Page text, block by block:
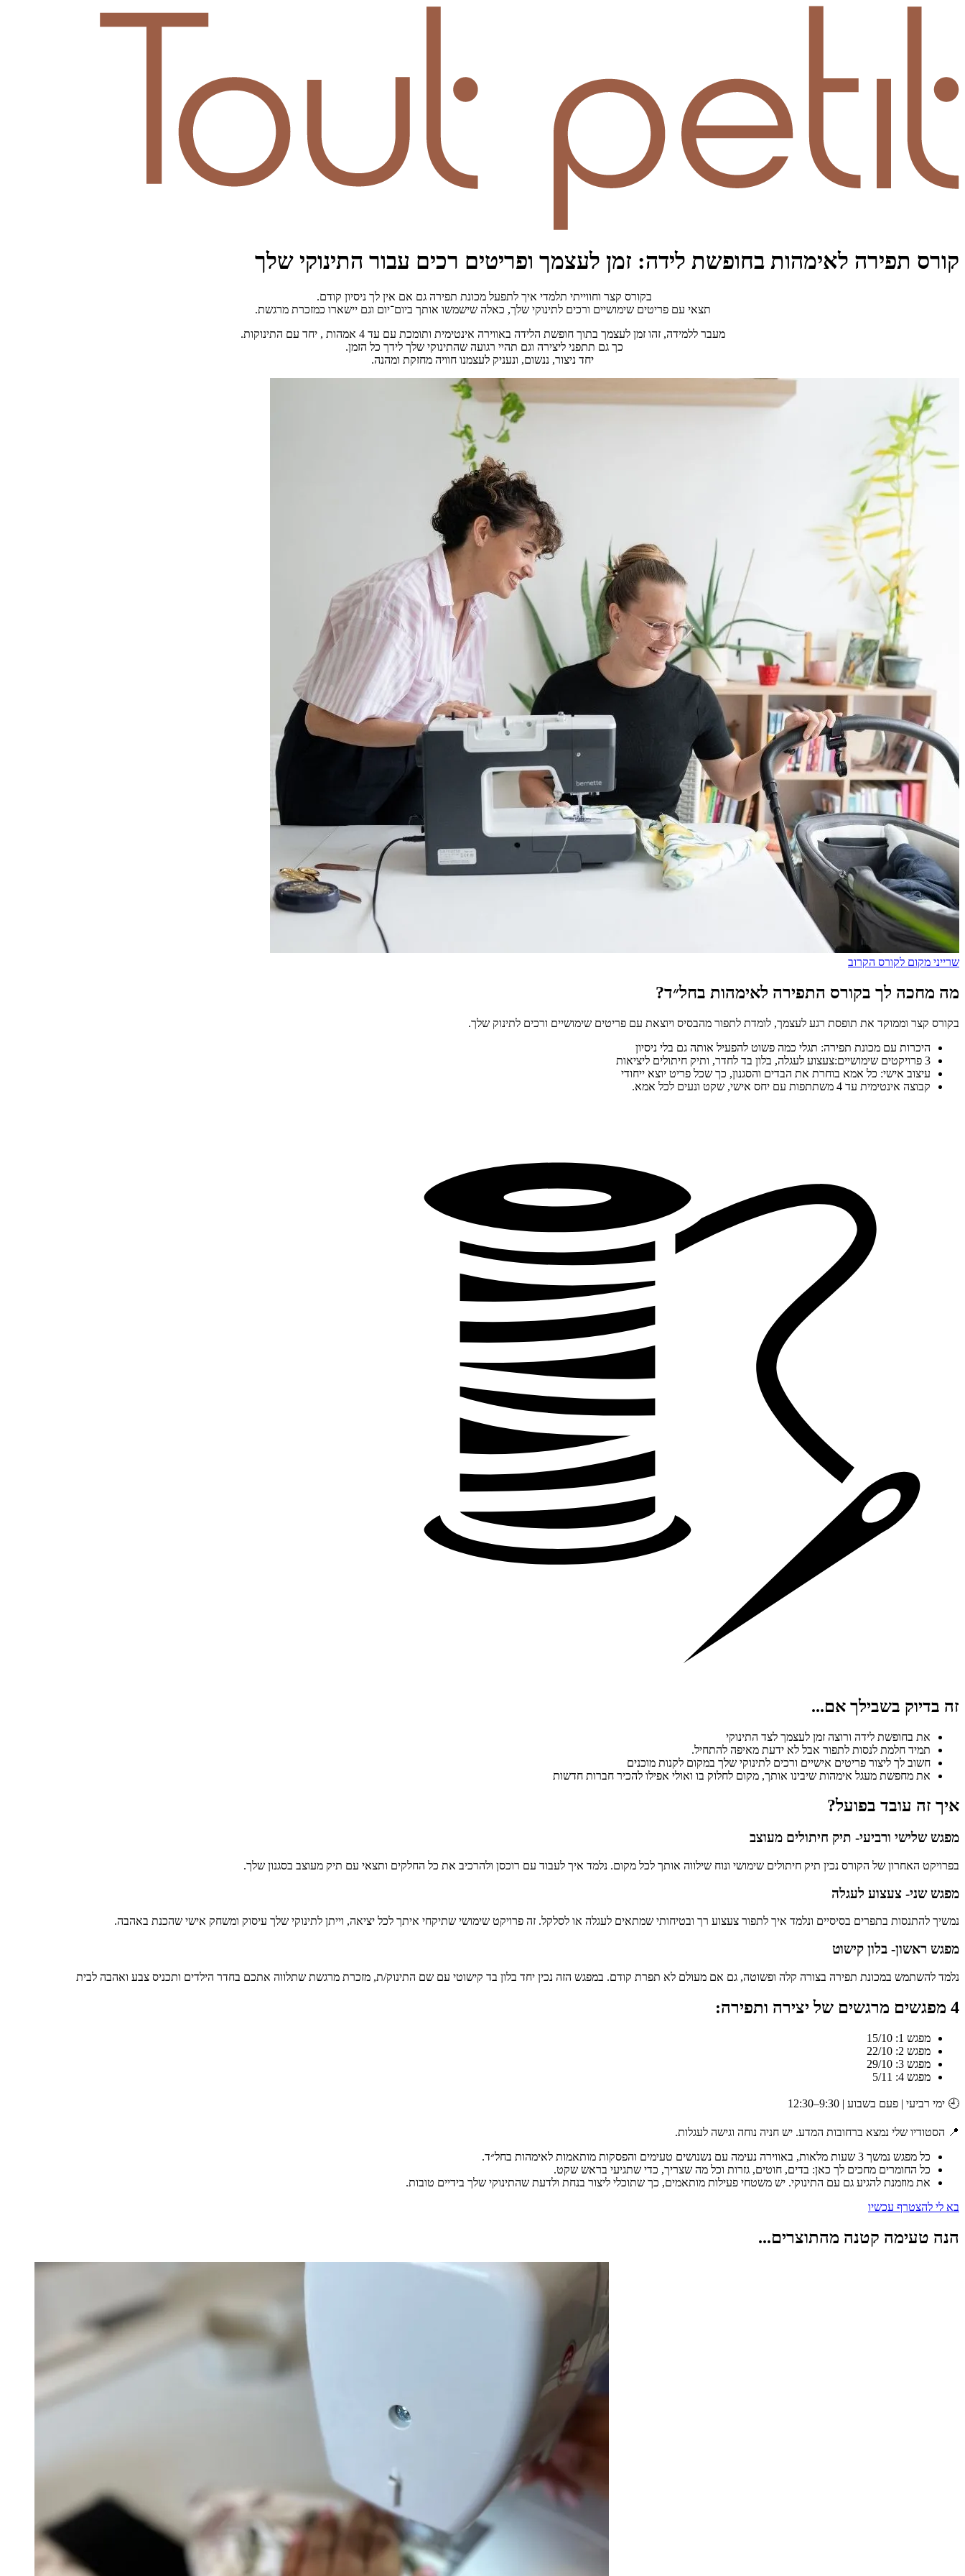
קורס תפירה לאימהות בחופשת לידה: זמן לעצמך ופריטים רכים עבור התינוקי שלך
בקורס קצר וחווייתי תלמדי איך לתפעל מכונת תפירה גם אם אין לך ניסיון קודם.
תצאי עם פריטים שימושיים ורכים לתינוקי שלך, כאלה שישמשו אותך ביום־יום וגם יישארו כמזכרת מרגשת.
מעבר ללמידה, זהו זמן לעצמך בתוך חופשת הלידה באווירה אינטימית ותומכת עם עד 4 אמהות , יחד עם התינוקות.
כך גם תתפני ליצירה וגם תהיי רגועה שהתינוקי שלך לידך כל הזמן.
יחד ניצור, ננשום, ונעניק לעצמנו חוויה מחזקת ומהנה.
שרייני מקום לקורס הקרוב
מה מחכה לך בקורס התפירה לאימהות בחל״ד?
בקורס קצר וממוקד את תופסת רגע לעצמך, לומדת לתפור מהבסיס ויוצאת עם פריטים שימושיים ורכים לתינוק שלך.
היכרות עם מכונת תפירה: תגלי כמה פשוט להפעיל אותה גם בלי ניסיון
3 פרויקטים שימושיים:צעצוע לעגלה, בלון בד לחדר, ותיק חיתולים ליציאות
עיצוב אישי: כל אמא בוחרת את הבדים והסגנון, כך שכל פריט יוצא ייחודי
קבוצה אינטימית עד 4 משתתפות עם יחס אישי, שקט ונעים לכל אמא.
זה בדיוק בשבילך אם...
את בחופשת לידה ורוצה זמן לעצמך לצד התינוקי
תמיד חלמת לנסות לתפור אבל לא ידעת מאיפה להתחיל.
חשוב לך ליצור פריטים אישיים ורכים לתינוקי שלך במקום לקנות מוכנים
את מחפשת מעגל אימהות שיבינו אותך, מקום לחלוק בו ואולי אפילו להכיר חברות חדשות
איך זה עובד בפועל?
מפגש שלישי ורביעי- תיק חיתולים מעוצב
בפרויקט האחרון של הקורס נכין תיק חיתולים שימושי ונוח שילווה אותך לכל מקום. נלמד איך לעבוד עם רוכסן ולהרכיב את כל החלקים ותצאי עם תיק מעוצב בסגנון שלך.
מפגש שני- צעצוע לעגלה
נמשיך להתנסות בתפרים בסיסיים ונלמד איך לתפור צעצוע רך ובטיחותי שמתאים לעגלה או לסלקל. זה פרויקט שימושי שתיקחי איתך לכל יציאה, וייתן לתינוקי שלך עיסוק ומשחק אישי שהכנת באהבה.
מפגש ראשון- בלון קישוט
נלמד להשתמש במכונת תפירה בצורה קלה ופשוטה, גם אם מעולם לא תפרת קודם. במפגש הזה נכין יחד בלון בד קישוטי עם שם התינוק/ת, מזכרת מרגשת שתלווה אתכם בחדר הילדים ותכניס צבע ואהבה לבית
4 מפגשים מרגשים של יצירה ותפירה:
מפגש 1: 15/10
מפגש 2: 22/10
מפגש 3: 29/10
מפגש 4: 5/11
🕘 ימי רביעי | פעם בשבוע | 9:30–12:30
📍 הסטודיו שלי נמצא ברחובות המדע. יש חניה נוחה וגישה לעגלות.
כל מפגש נמשך 3 שעות מלאות, באווירה נעימה עם נשנושים טעימים והפסקות מותאמות לאימהות בחל״ד.
כל החומרים מחכים לך כאן: בדים, חוטים, גזרות וכל מה שצריך, כדי שתגיעי בראש שקט.
את מוזמנת להגיע גם עם התינוקי. יש משטחי פעילות מותאמים, כך שתוכלי ליצור בנחת ולדעת שהתינוקי שלך בידיים טובות.
בא לי להצטרף עכשיו
הנה טעימה קטנה מהתוצרים...